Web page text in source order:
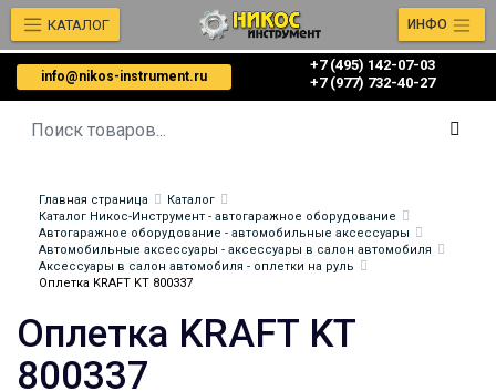
info@nikos-instrument.ru
+7 (495) 142-07-03
‎‎+7 (977) 732-40-27
КАТАЛОГ ИНФО
Главная страница
Каталог
Каталог Никос-Инструмент - автогаражное оборудование
Автогаражное оборудование - автомобильные аксессуары
Автомобильные аксессуары - аксессуары в салон автомобиля
Аксессуары в салон автомобиля - оплетки на руль
Оплетка KRAFT KT 800337
Оплетка KRAFT KT
800337